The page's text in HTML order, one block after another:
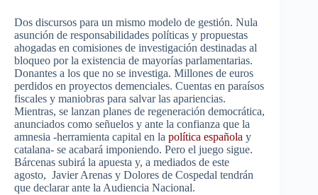
Dos discursos para un mismo modelo de gestión. Nula
asunción de responsabilidades políticas y propuestas
ahogadas en comisiones de investigación destinadas al
bloqueo por la existencia de mayorías parlamentarias.
Donantes a los que no se investiga. Millones de euros
perdidos en proyectos demenciales. Cuentas en paraísos
fiscales y maniobras para salvar las apariencias.
Mientras, se lanzan planes de regeneración democrática,
anunciados como señuelos y ante la confianza que la
amnesia -herramienta capital en la política española y
catalana- se acabará imponiendo. Pero el juego sigue.
Bárcenas subirá la apuesta y, a mediados de este
agosto, Javier Arenas y Dolores de Cospedal tendrán
que declarar ante la Audiencia Nacional.